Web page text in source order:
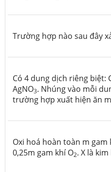
Trường hợp nào sau đây
Có 4 dung dịch riêng biệt:
AgNO3. Nhúng vào mỗi
trường hợp xuất hiện ăn
Oxi hoá hoàn toàn m gam
0,25m gam khí O2. X là